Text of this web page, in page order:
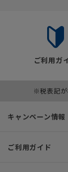
ご利用ガ
※税表記が
キャンペーン情報
ご利用ガイド